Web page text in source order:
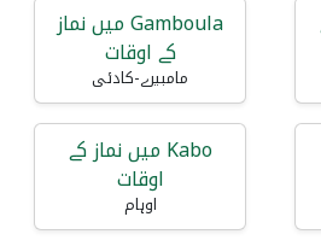
Gamboula میں نماز
کے اوقات
مامبیرے-کادئی
Kabo میں نماز کے
اوقات
اوہام